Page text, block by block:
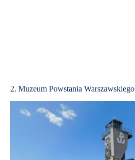
2. Muzeum Powstania Warszawskiego